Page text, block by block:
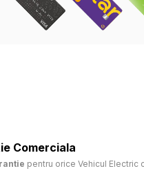
Comerciala
pentru orice Vehicul Electric